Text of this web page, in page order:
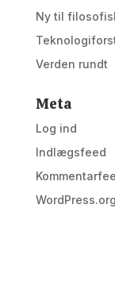
Ny til
Verden rundt
Meta
Log ind
Indlægsfeed
WordPress.org